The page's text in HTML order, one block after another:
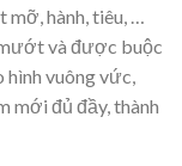
hành, tiêu, …
và được buộc
vuông vức,
mới đủ đầy, thành